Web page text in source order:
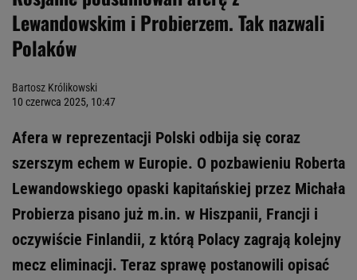
Lewandowskim i Probierzem. Tak nazwali
Polaków
Bartosz Królikowski
10 czerwca 2025, 10:47
Afera w reprezentacji Polski odbija się coraz
szerszym echem w Europie. O pozbawieniu Roberta
Lewandowskiego opaski kapitańskiej przez Michała
Probierza pisano już m.in. w Hiszpanii, Francji i
oczywiście Finlandii, z którą Polacy zagrają kolejny
mecz eliminacji. Teraz sprawę postanowili opisać